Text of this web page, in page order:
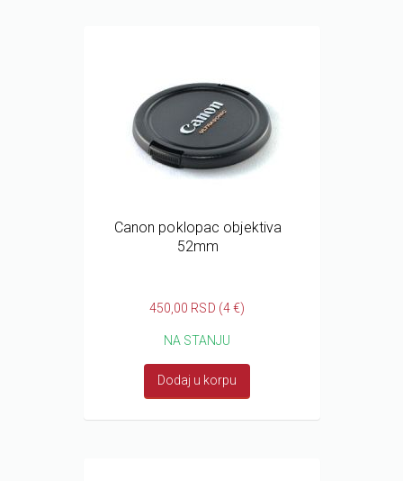
Canon poklopac objektiva
52mm
450,00 RSD (4 €)
NA STANJU
Dodaj u korpu